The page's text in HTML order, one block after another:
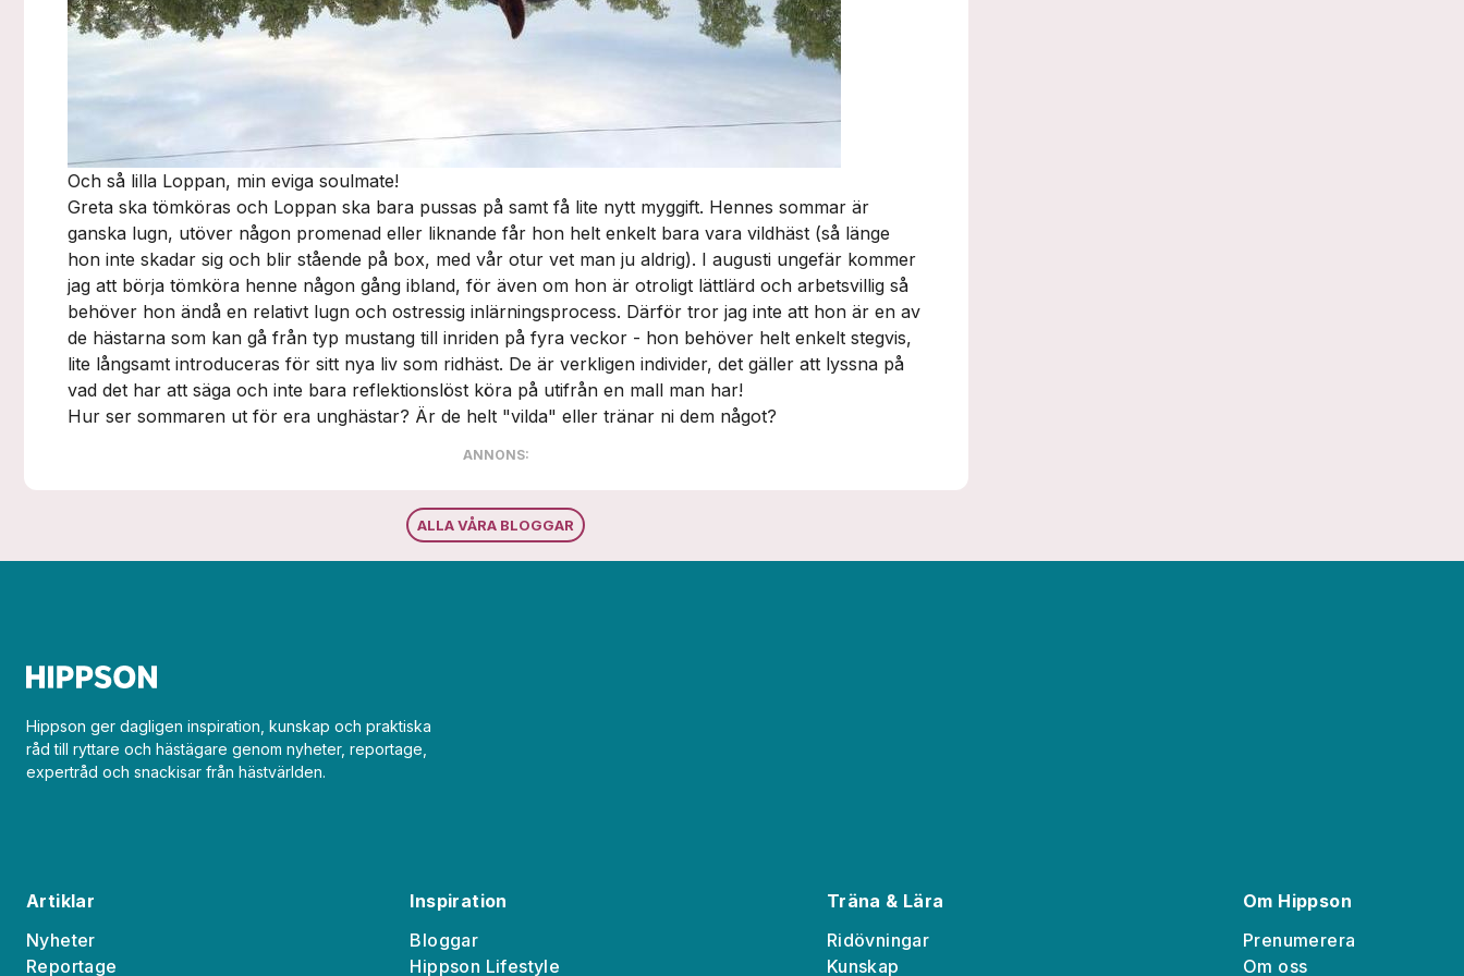
Och så lilla Loppan, min eviga soulmate!
Greta ska tömköras och Loppan ska bara pussas på samt få lite nytt myggift. Hennes sommar är
ganska lugn, utöver någon promenad eller liknande får hon helt enkelt bara vara vildhäst (så länge
hon inte skadar sig och blir stående på box, med vår otur vet man ju aldrig). I augusti ungefär kommer
jag att börja tömköra henne någon gång ibland, för även om hon är otroligt lättlärd och arbetsvillig så
behöver hon ändå en relativt lugn och ostressig inlärningsprocess. Därför tror jag inte att hon är en av
de hästarna som kan gå från typ mustang till inriden på fyra veckor - hon behöver helt enkelt stegvis,
lite långsamt introduceras för sitt nya liv som ridhäst. De är verkligen individer, det gäller att lyssna på
vad det har att säga och inte bara reflektionslöst köra på utifrån en mall man har!
Hur ser sommaren ut för era unghästar? Är de helt "vilda" eller tränar ni dem något?
ANNONS:
ALLA VÅRA BLOGGAR
Hippson ger dagligen inspiration, kunskap och praktiska
råd till ryttare och hästägare genom nyheter, reportage,
expertråd och snackisar från hästvärlden.
Artiklar
Nyheter
Reportage
Inspiration
Bloggar
Hippson Lifestyle
Träna & Lära
Ridövningar
Kunskap
Om Hippson
Prenumerera
Om oss